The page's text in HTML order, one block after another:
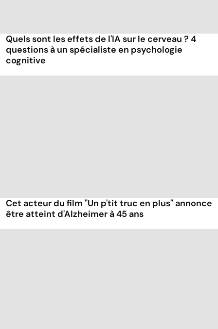
Quels sont les effets de l'IA sur le cerveau ? 4
questions à un spécialiste en psychologie
cognitive
Cet acteur du film "Un p'tit truc en plus" annonce
être atteint d'Alzheimer à 45 ans